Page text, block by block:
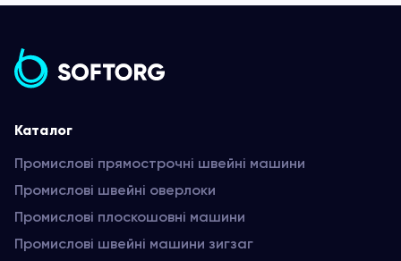
Каталог
Промислові прямострочні швейні машини
Промислові швейні оверлоки
Промислові плоскошовні машини
Промислові швейні машини зигзаг